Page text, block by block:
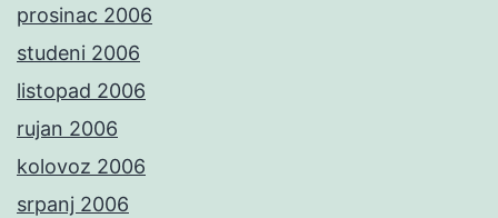
prosinac 2006
studeni 2006
listopad 2006
rujan 2006
kolovoz 2006
srpanj 2006